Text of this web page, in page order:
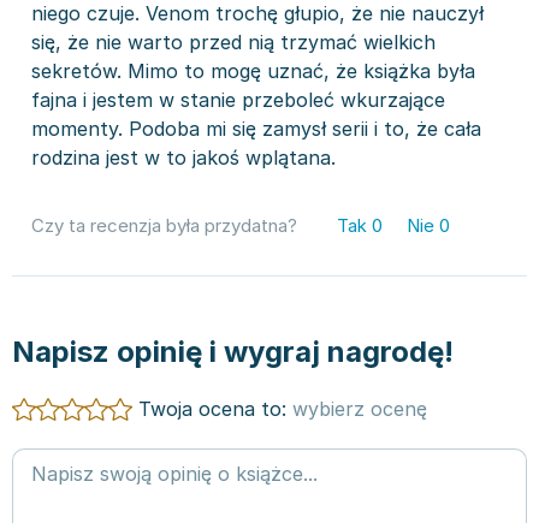
niego czuje. Venom trochę głupio, że nie nauczył
się, że nie warto przed nią trzymać wielkich
sekretów. Mimo to mogę uznać, że książka była
fajna i jestem w stanie przeboleć wkurzające
momenty. Podoba mi się zamysł serii i to, że cała
rodzina jest w to jakoś wplątana.
Czy ta recenzja była przydatna? Tak 0 Nie 0
Napisz opinię i wygraj nagrodę!
Twoja ocena to: wybierz ocenę